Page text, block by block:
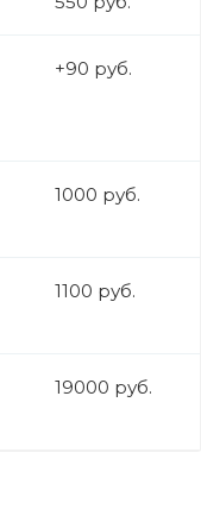
+90 руб.
1000 руб.
1100 руб.
19000 руб.